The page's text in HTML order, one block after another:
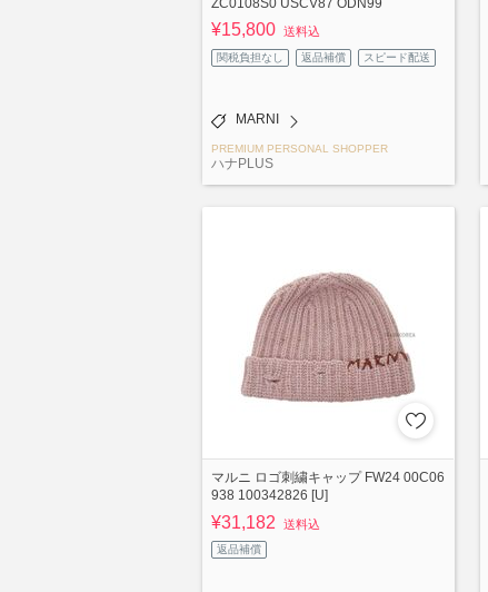
¥15,800 送料込
関税負担なし 返品補償 スピード配送
MARNI
PREMIUM PERSONAL SHOPPER
ハナPLUS
マルニ ロゴ刺繍キャップ FW24 00C06
938 100342826 [U]
¥31,182 送料込
返品補償